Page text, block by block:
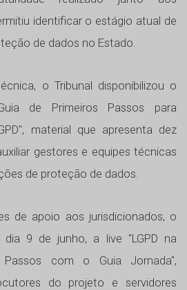
identificar o estágio atual de
de dados no Estado.
o Tribunal disponibilizou o
de Primeiros Passos para
material que apresenta dez
gestores e equipes técnicas
de proteção de dados.
de apoio aos jurisdicionados, o
dia 9 de junho, a live "LGPD na
com o Guia Jornada",
do projeto e servidores